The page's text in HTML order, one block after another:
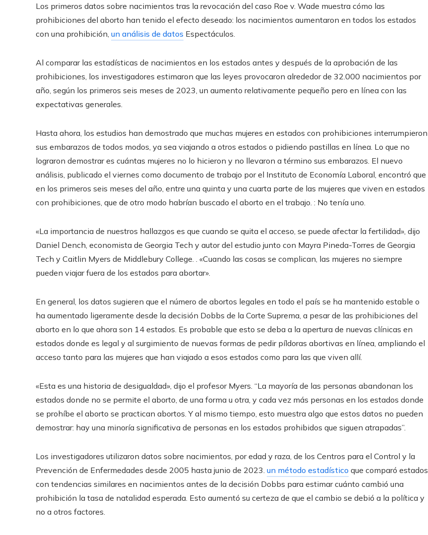
Los primeros datos sobre nacimientos tras la revocación del caso Roe v. Wade muestra cómo las
prohibiciones del aborto han tenido el efecto deseado: los nacimientos aumentaron en todos los estados
con una prohibición, un análisis de datos Espectáculos.
Al comparar las estadísticas de nacimientos en los estados antes y después de la aprobación de las
prohibiciones, los investigadores estimaron que las leyes provocaron alrededor de 32.000 nacimientos por
año, según los primeros seis meses de 2023, un aumento relativamente pequeño pero en línea con las
expectativas generales.
Hasta ahora, los estudios han demostrado que muchas mujeres en estados con prohibiciones interrumpieron
sus embarazos de todos modos, ya sea viajando a otros estados o pidiendo pastillas en línea. Lo que no
lograron demostrar es cuántas mujeres no lo hicieron y no llevaron a término sus embarazos. El nuevo
análisis, publicado el viernes como documento de trabajo por el Instituto de Economía Laboral, encontró que
en los primeros seis meses del año, entre una quinta y una cuarta parte de las mujeres que viven en estados
con prohibiciones, que de otro modo habrían buscado el aborto en el trabajo. : No tenía uno.
«La importancia de nuestros hallazgos es que cuando se quita el acceso, se puede afectar la fertilidad», dijo
Daniel Dench, economista de Georgia Tech y autor del estudio junto con Mayra Pineda-Torres de Georgia
Tech y Caitlin Myers de Middlebury College. . «Cuando las cosas se complican, las mujeres no siempre
pueden viajar fuera de los estados para abortar».
En general, los datos sugieren que el número de abortos legales en todo el país se ha mantenido estable o
ha aumentado ligeramente desde la decisión Dobbs de la Corte Suprema, a pesar de las prohibiciones del
aborto en lo que ahora son 14 estados. Es probable que esto se deba a la apertura de nuevas clínicas en
estados donde es legal y al surgimiento de nuevas formas de pedir píldoras abortivas en línea, ampliando el
acceso tanto para las mujeres que han viajado a esos estados como para las que viven allí.
«Esta es una historia de desigualdad», dijo el profesor Myers. “La mayoría de las personas abandonan los
estados donde no se permite el aborto, de una forma u otra, y cada vez más personas en los estados donde
se prohíbe el aborto se practican abortos. Y al mismo tiempo, esto muestra algo que estos datos no pueden
demostrar: hay una minoría significativa de personas en los estados prohibidos que siguen atrapadas”.
Los investigadores utilizaron datos sobre nacimientos, por edad y raza, de los Centros para el Control y la
Prevención de Enfermedades desde 2005 hasta junio de 2023. un método estadístico que comparó estados
con tendencias similares en nacimientos antes de la decisión Dobbs para estimar cuánto cambió una
prohibición la tasa de natalidad esperada. Esto aumentó su certeza de que el cambio se debió a la política y
no a otros factores.